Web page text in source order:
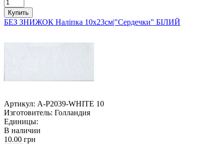
Купить
БЕЗ ЗНИЖОК Наліпка 10х23см|"Сердечки" БІЛИЙ
Артикул: A-P2039-WHITE 10
Изготовитель: Голландия
Единицы:
В наличии
10.00 грн